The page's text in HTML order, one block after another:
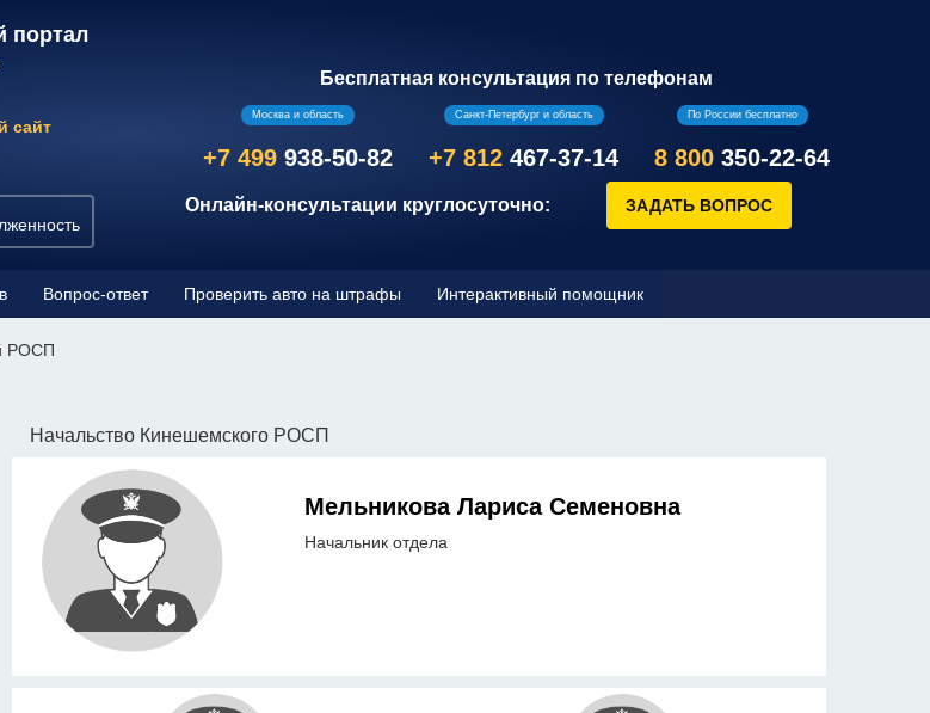
портал
сайт
Бесплатная консультация по телефонам
Москва и область
+7 499 938-50-82
Санкт-Петербург и область
+7 812 467-37-14
По России бесплатно
8 800 350-22-64
Онлайн-консультации круглосуточно:
Вопрос-ответ Проверить авто на штрафы Интерактивный помощник
РОСП
Начальство Кинешемского РОСП
Мельникова Лариса Семеновна
Начальник отдела